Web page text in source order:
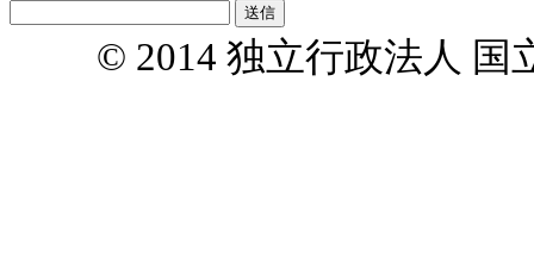
© 2014 独立行政法人 国